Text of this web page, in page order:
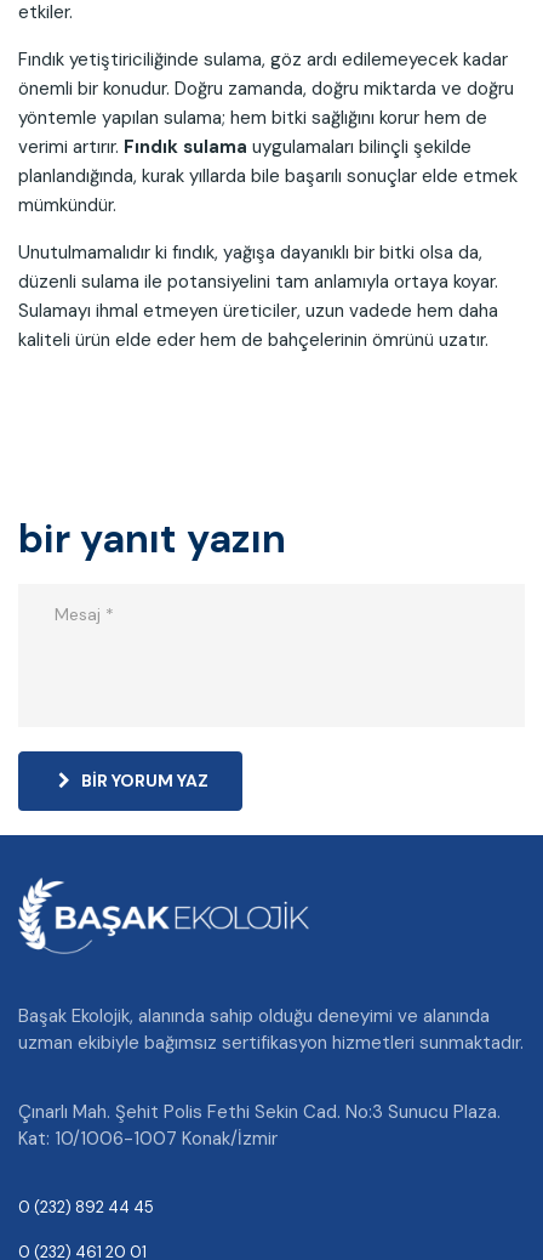
etkiler.
Fındık yetiştiriciliğinde sulama, göz ardı edilemeyecek kadar
önemli bir konudur. Doğru zamanda, doğru miktarda ve doğru
yöntemle yapılan sulama; hem bitki sağlığını korur hem de
verimi artırır. Fındık sulama uygulamaları bilinçli şekilde
planlandığında, kurak yıllarda bile başarılı sonuçlar elde etmek
mümkündür.
Unutulmamalıdır ki fındık, yağışa dayanıklı bir bitki olsa da,
düzenli sulama ile potansiyelini tam anlamıyla ortaya koyar.
Sulamayı ihmal etmeyen üreticiler, uzun vadede hem daha
kaliteli ürün elde eder hem de bahçelerinin ömrünü uzatır.
bir yanıt yazın
BIR YORUM YAZ
Başak Ekolojik, alanında sahip olduğu deneyimi ve alanında
uzman ekibiyle bağımsız sertifikasyon hizmetleri sunmaktadır.
Çınarlı Mah. Şehit Polis Fethi Sekin Cad. No:3 Sunucu Plaza.
Kat: 10/1006-1007 Konak/İzmir
0 (232) 892 44 45
0 (232) 461 20 01